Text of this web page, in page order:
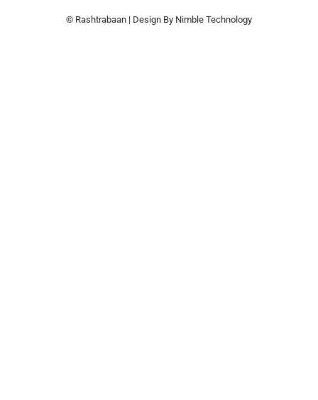
© Rashtrabaan | Design By Nimble Technology